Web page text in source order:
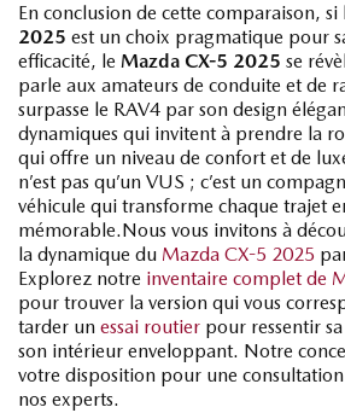
En conclusion de cette comparaison, si
2025 est un choix pragmatique pour
efficacité, le Mazda CX-5 2025 se
parle aux amateurs de conduite et de
surpasse le RAV4 par son design
dynamiques qui invitent à prendre la
qui offre un niveau de confort et de
n’est pas qu’un VUS ; c’est un
véhicule qui transforme chaque trajet
mémorable.Nous vous invitons à
la dynamique du Mazda CX-5 2025
Explorez notre inventaire complet de
pour trouver la version qui vous
tarder un essai routier pour ressentir
son intérieur enveloppant. Notre
votre disposition pour une
nos experts.